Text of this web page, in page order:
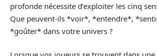
profonde nécessite d’exploiter les cinq
Que peuvent-ils *voir*, *entendre*,
*goûter* dans votre univers ?